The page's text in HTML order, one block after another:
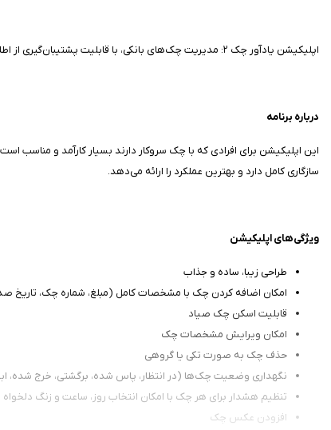
اپلیکیشن یادآور چک ۲: مدیریت چک‌های بانکی، با قابلیت پشتیبان‌گیری از اطلاعات در گوگل درایو، این اطمینان را به شما می‌دهد که در صورت بروز مشکل و از کار افتادن اپلیکیشن، اطلاعات شما به راحتی قابل بازیابی خواهد بود و حذف نخواهد شد.
درباره برنامه
این اپلیکیشن برای افرادی که با چک سروکار دارند بسیار کارآمد و
سازگاری کامل دارد و بهترین عملکرد را ارائه می‌دهد.
ویژگی‌های اپلیکیشن
طراحی زیبا، ساده و جذاب
امکان اضافه کردن چک با مشخصات کامل (مبلغ، شماره چک،
قابلیت اسکن چک صیاد
امکان ویرایش مشخصات چک
حذف چک به صورت تکی یا گروهی
نگهداری وضعیت چک‌ها (در انتظار، پاس شده، برگشتی، خرج شده،
تنظیم هشدار برای هر چک با امکان انتخاب روز، ساعت و زنگ دلخواه
افزودن عکس چک